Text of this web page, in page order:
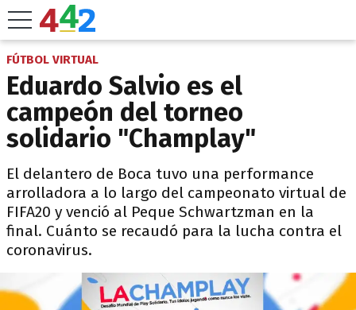
FÚTBOL VIRTUAL
Eduardo Salvio es el
campeón del torneo
solidario "Champlay"
El delantero de Boca tuvo una performance
arrolladora a lo largo del campeonato virtual de
FIFA20 y venció al Peque Schwartzman en la
final. Cuánto se recaudó para la lucha contra el
coronavirus.